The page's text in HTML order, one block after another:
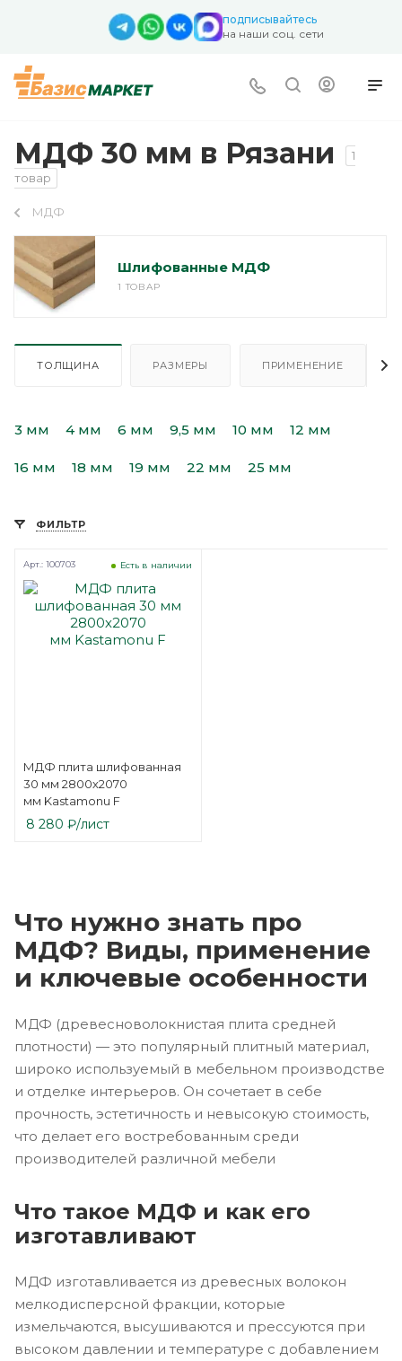
подписывайтесь
на наши соц. сети
МДФ 30 мм в Рязани
1
товар
МДФ
Шлифованные МДФ
1 ТОВАР
ТОЛЩИНА РАЗМЕРЫ ПРИМЕНЕНИЕ
3 мм 4 мм 6 мм 9,5 мм 10 мм 12 мм
16 мм 18 мм 19 мм 22 мм 25 мм
ФИЛЬТР
МДФ плита шлифованная
30 мм 2800х2070
мм Kastamonu F
Есть в наличии
Арт.: 100703
8 280 ₽/лист
Что нужно знать про
МДФ? Виды, применение
и ключевые особенности
МДФ (древесноволокнистая плита средней
плотности) — это популярный плитный материал,
широко используемый в мебельном производстве
и отделке интерьеров. Он сочетает в себе
прочность, эстетичность и невысокую стоимость,
что делает его востребованным среди
производителей различной мебели
Что такое МДФ и как его
изготавливают
МДФ изготавливается из древесных волокон
мелкодисперсной фракции, которые
измельчаются, высушиваются и прессуются при
высоком давлении и температуре с добавлением